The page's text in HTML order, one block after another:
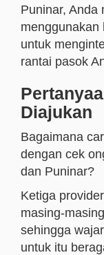
Puninar, Anda
menggunakan
untuk
rantai pasok
Diajukan
Bagaimana
dengan cek
dan Puninar?
Ketiga
masing-
sehingga
untuk itu